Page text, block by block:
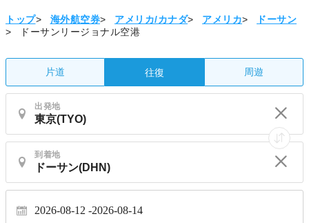
トップ> 海外航空券> アメリカ/カナダ> アメリカ>
ドーサン
>
ドーサンリージョナル空港
片道 往復 周遊
出発地
到着地
2026-08-12 2026-08-14